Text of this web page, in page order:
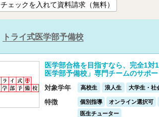
チェックを入れて資料請求（無料）
トライ式医学部予備校
医学部合格を目指すなら、完全1
医学部予備校」専門チームのサポー
対象学年 高校生 浪人生 大学生・社
特徴 個別指導 オンライン選択可
医生チューター